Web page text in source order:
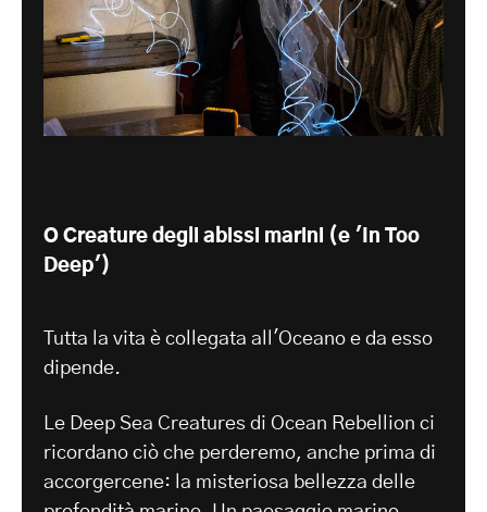
O Creature degli abissi marini (e 'In Too
Deep')
Tutta la vita è collegata all'Oceano e da esso
dipende.
Le Deep Sea Creatures di Ocean Rebellion ci
ricordano ciò che perderemo, anche prima di
accorgercene: la misteriosa bellezza delle